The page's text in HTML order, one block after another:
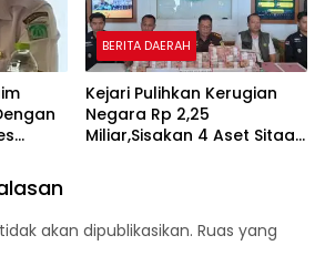
BERITA DAERAH
Kejari Pulihkan Kerugian
Negara Rp 2,25
Miliar,Sisakan 4 Aset Sitaan
akan dipublikasikan. Ruas yang